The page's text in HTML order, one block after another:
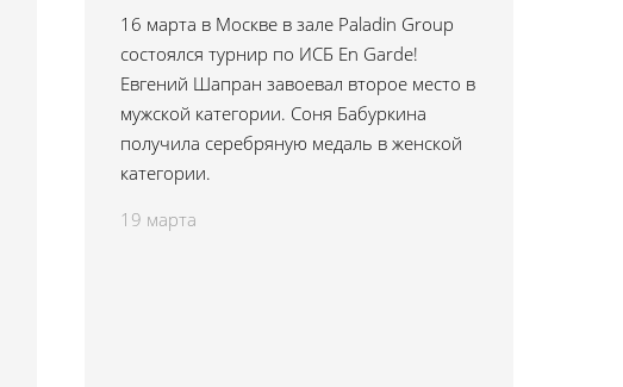
16 марта в Москве в зале Paladin Group
состоялся турнир по ИСБ En Garde!
Евгений Шапран завоевал второе место в
мужской категории. Соня Бабуркина
получила серебряную медаль в женской
категории.
19 марта